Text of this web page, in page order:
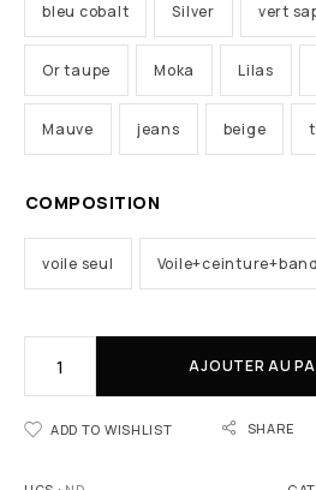
bleu cobalt Silver vert
Or taupe Moka Lilas
Mauve jeans beige
COMPOSITION
voile seul
AJOUTER AU
ADD TO WISHLIST SHARE